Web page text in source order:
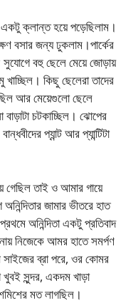
ক্লান্ত হয়ে পড়েছিলাম।
বসার জন্য ঢুকলাম।পার্কের
বহু ছেলে মেয়ে জোড়ায়
কিছু ছেলেরা তাদের
আর মেয়েগুলো ছেলে
বাড়াটা চটকাচ্ছিল। ঝোপের
প্যান্ট আর প্যান্টিটা
গেছিল তাই ও আমার গায়ে
জামার ভীতরে হাত
অনিন্দিতা একটু প্রতিবাদ
নিজেকে আমর হাতে সমর্পণ
সাইজের ব্রা পরে, ওর কোমর
সুন্দর, একদম খাড়া
মত লাগছিল।